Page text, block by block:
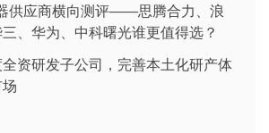
供应商横向测评——思腾合力、浪
、华为、中科曙光谁更值得选？
资研发子公司，完善本土化研产体